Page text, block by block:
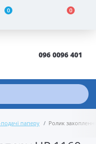
0 0
096 0096 401
паперу Ролик